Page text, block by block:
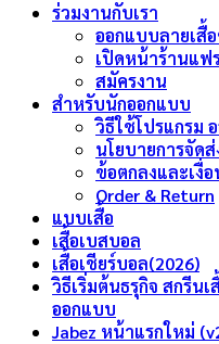
ร่วมงานกับเรา
ออกแบบลายเสื้
เปิดหน้าร้านแฟ
สมัครงาน
สำหรับนักออกแบบ
วิธีใช้โปรแกรม
นโยบายการจัดส่
ข้อตกลงและเงื่
Order & Return
แบบเสื้อ
เสื้อเบสบอล
เสื้อเชียร์บอล(2026)
วิธีเริ่มต้นธรุกิจ สกรีน
ออกแบบ
Jabez หน้าแรกใหม่